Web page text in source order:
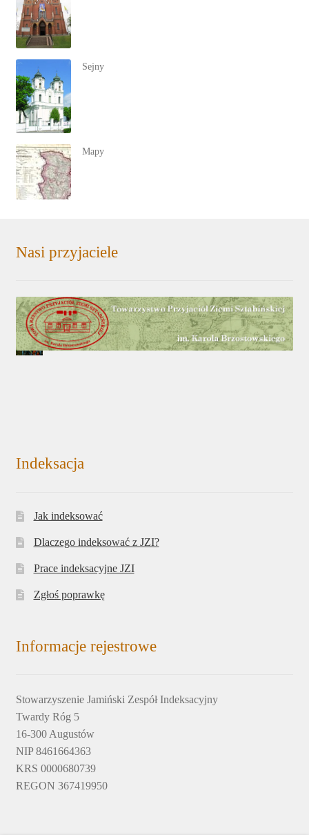
Sejny
Mapy
Nasi przyjaciele
Indeksacja
Jak indeksować
Dlaczego indeksować z JZI?
Prace indeksacyjne JZI
Zgłoś poprawkę
Informacje rejestrowe
Stowarzyszenie Jamiński Zespół Indeksacyjny
Twardy Róg 5
16-300 Augustów
NIP 8461664363
KRS 0000680739
REGON 367419950